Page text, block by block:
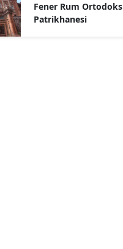
Fener Rum Ortodoks
Patrikhanesi